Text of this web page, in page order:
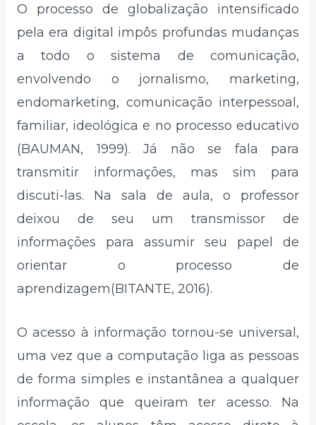
O processo de globalização intensificado
pela era digital impôs profundas mudanças
a todo o sistema de comunicação,
envolvendo o jornalismo, marketing,
endomarketing, comunicação interpessoal,
familiar, ideológica e no processo educativo
(BAUMAN, 1999). Já não se fala para
transmitir informações, mas sim para
discuti-las. Na sala de aula, o professor
deixou de seu um transmissor de
informações para assumir seu papel de
orientar o processo de
aprendizagem(BITANTE, 2016).
O acesso à informação tornou-se universal,
uma vez que a computação liga as pessoas
de forma simples e instantânea a qualquer
informação que queiram ter acesso. Na